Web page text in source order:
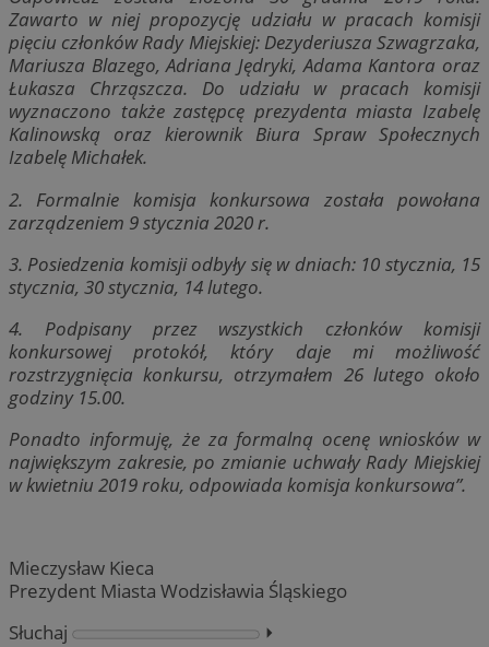
Zawarto w niej propozycję udziału w pracach komisji
pięciu członków Rady Miejskiej: Dezyderiusza Szwagrzaka,
Mariusza Blazego, Adriana Jędryki, Adama Kantora oraz
Łukasza Chrząszcza. Do udziału w pracach komisji
wyznaczono także zastępcę prezydenta miasta Izabelę
Kalinowską oraz kierownik Biura Spraw Społecznych
Izabelę Michałek.
2. Formalnie komisja konkursowa została powołana
zarządzeniem 9 stycznia 2020 r.
3. Posiedzenia komisji odbyły się w dniach: 10 stycznia, 15
stycznia, 30 stycznia, 14 lutego.
4. Podpisany przez wszystkich członków komisji
konkursowej protokół, który daje mi możliwość
rozstrzygnięcia konkursu, otrzymałem 26 lutego około
godziny 15.00.
Ponadto informuję, że za formalną ocenę wniosków w
największym zakresie, po zmianie uchwały Rady Miejskiej
w kwietniu 2019 roku, odpowiada komisja konkursowa”.
Mieczysław Kieca
Prezydent Miasta Wodzisławia Śląskiego
Słuchaj
⏵︎